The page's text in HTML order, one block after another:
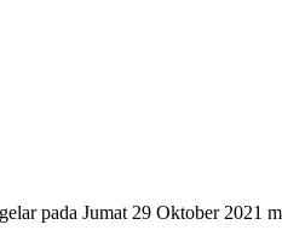
pada Jumat 29 Oktober 2021